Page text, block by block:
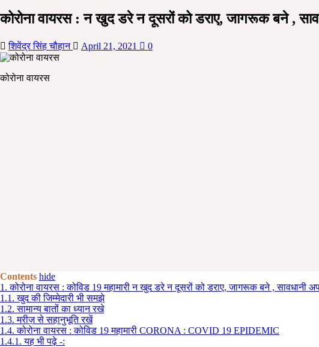
कोरोना वायरस : न खुद डरे न दूसरों को डराए, जागरूक बने ,
शिवेंद्र सिंह चौहान April 21, 2021 0
कोरोना वायरस
Contents hide
1. कोरोना वायरस : कोविड 19 महामारी न खुद डरे न दूसरों को डराए, जागरूक बने , सावधानी
1.1. खुद की जिम्मेदारी भी समझे
1.2. सामान्य बातों का ध्यान रखे
1.3. मरीज़ से सहानुभूति रखें
1.4. कोरोना वायरस : कोविड 19 महामारी CORONA : COVID 19 EPIDEMIC
1.4.1. यह भी पढ़े -: